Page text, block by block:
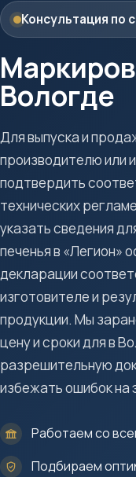
Консультация по
Вологде
Для выпуска и
производителю или
подтвердить
технических
указать сведения
печенья в «Легион»
декларации
изготовителе и
продукции. Мы
цену и сроки для в
разрешительную
избежать ошибок на
Работаем со
Подбираем